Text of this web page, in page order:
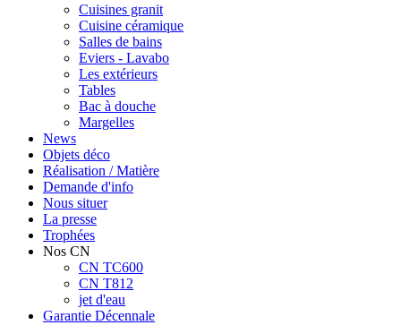
Cuisines granit
Cuisine céramique
Salles de bains
Eviers - Lavabo
Les extérieurs
Tables
Bac à douche
Margelles
News
Objets déco
Réalisation / Matière
Demande d'info
Nous situer
La presse
Trophées
Nos CN
CN TC600
CN T812
jet d'eau
Garantie Décennale